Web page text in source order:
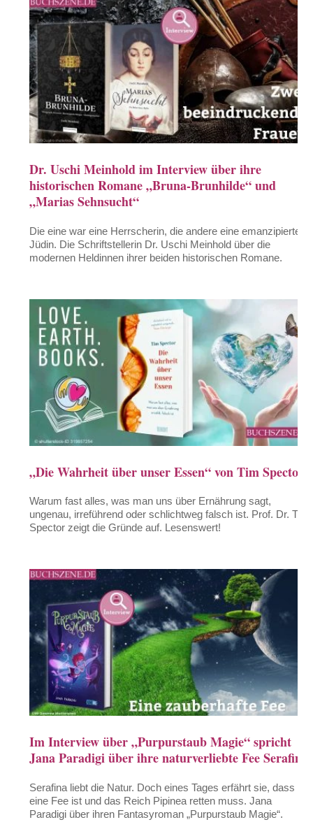
Dr. Uschi Meinhold im Interview über ihre
historischen Romane „Bruna-Brunhilde“ und
„Marias Sehnsucht“
Die eine war eine Herrscherin, die andere eine emanzipierte
Jüdin. Die Schriftstellerin Dr. Uschi Meinhold über die
modernen Heldinnen ihrer beiden historischen Romane.
„Die Wahrheit über unser Essen“ von Tim Spector
Warum fast alles, was man uns über Ernährung sagt,
ungenau, irreführend oder schlichtweg falsch ist. Prof. Dr. Tim
Spector zeigt die Gründe auf. Lesenswert!
Im Interview über „Purpurstaub Magie“ spricht
Jana Paradigi über ihre naturverliebte Fee Serafina
Serafina liebt die Natur. Doch eines Tages erfährt sie, dass sie
eine Fee ist und das Reich Pipinea retten muss. Jana
Paradigi über ihren Fantasyroman „Purpurstaub Magie“.